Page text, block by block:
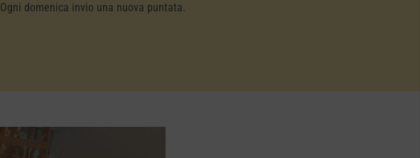
Ogni domenica invio una nuova puntata.